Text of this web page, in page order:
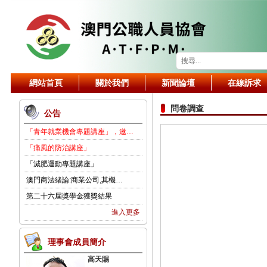
網站首頁 關於我們 新聞論壇 在線訴求
公告
「青年就業機會專題講座」，邀…
「痛風的防治講座」
「減肥運動專題講座」
澳門商法緒論:商業公司,其機…
第二十六屆獎學金獲獎結果
進入更多
理事會成員簡介
高天賜
問卷調查